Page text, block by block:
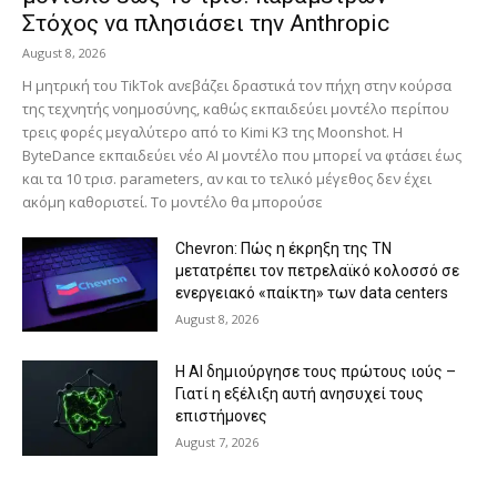
Στόχος να πλησιάσει την Anthropic
August 8, 2026
Η μητρική του TikTok ανεβάζει δραστικά τον πήχη στην κούρσα
της τεχνητής νοημοσύνης, καθώς εκπαιδεύει μοντέλο περίπου
τρεις φορές μεγαλύτερο από το Kimi K3 της Moonshot. Η
ByteDance εκπαιδεύει νέο AI μοντέλο που μπορεί να φτάσει έως
και τα 10 τρισ. parameters, αν και το τελικό μέγεθος δεν έχει
ακόμη καθοριστεί. Το μοντέλο θα μπορούσε
Chevron: Πώς η έκρηξη της ΤΝ
μετατρέπει τον πετρελαϊκό κολοσσό σε
ενεργειακό «παίκτη» των data centers
August 8, 2026
Η AI δημιούργησε τους πρώτους ιούς –
Γιατί η εξέλιξη αυτή ανησυχεί τους
επιστήμονες
August 7, 2026